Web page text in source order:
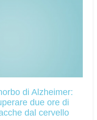
di Alzheimer:
due ore di
dal cervello